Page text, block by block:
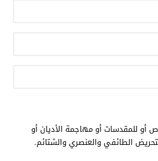
أو للمقدسات أو مهاجمة الأديان أو
الطائفي والعنصري والشتائم.